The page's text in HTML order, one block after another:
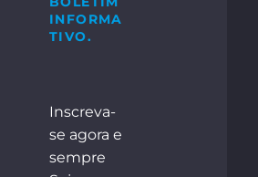
INFORMA
TIVO.
Inscreva-
se agora e
sempre